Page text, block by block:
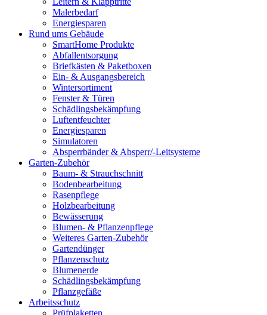
Malerbedarf
Energiesparen
Rund ums Gebäude
SmartHome Produkte
Abfallentsorgung
Briefkästen & Paketboxen
Ein- & Ausgangsbereich
Wintersortiment
Fenster & Türen
Schädlingsbekämpfung
Luftentfeuchter
Energiesparen
Simulatoren
Absperrbänder & Absperr/-Leitsysteme
Garten-Zubehör
Baum- & Strauchschnitt
Bodenbearbeitung
Rasenpflege
Holzbearbeitung
Bewässerung
Blumen- & Pflanzenpflege
Weiteres Garten-Zubehör
Gartendünger
Pflanzenschutz
Blumenerde
Schädlingsbekämpfung
Pflanzgefäße
Arbeitsschutz
Prüfplaketten